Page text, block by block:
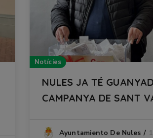
Notícies
NULES JA TÉ
CAMPANYA DE SANT
Ayuntamiento De Nules